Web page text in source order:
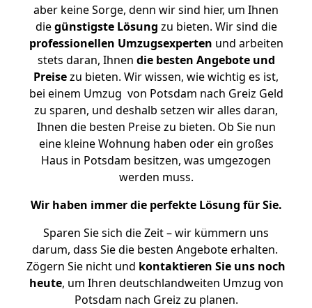
aber keine Sorge, denn wir sind hier, um Ihnen
diegünstigste Lösung zu bieten. Wir sind die
professionellen Umzugsexperten und arbeiten
stets daran, Ihnen die besten Angebote und
Preisezu bieten. Wir wissen, wie wichtig es ist,
bei einem Umzug von Potsdam nach Greiz Geld
zu sparen, und deshalb setzen wir alles daran,
Ihnen die besten Preise zu bieten. Ob Sie nun
eine kleine Wohnung haben oder ein großes
Haus in Potsdam besitzen, was umgezogen
werden muss.
Wir haben immer die perfekte Lösung für Sie.
Sparen Sie sich die Zeit – wir kümmern uns
darum, dass Sie die besten Angebote erhalten.
Zögern Sie nicht und kontaktieren Sie uns noch
heute, um Ihren deutschlandweiten Umzug von
Potsdam nach Greiz zu planen.